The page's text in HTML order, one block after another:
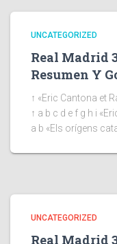
UNCATEGORIZED
Real Madrid
Resumen Y
↑ «Eric Cantona et
↑ a b c d e f g h i
a b «Els orígens
UNCATEGORIZED
Real Madrid